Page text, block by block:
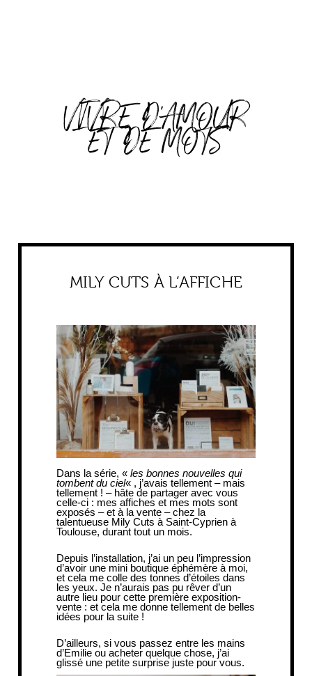
VIVRE D'AMOUR
ET DE MOTS
MILY CUTS À L’AFFICHE
Dans la série, « les bonnes nouvelles qui
tombent du ciel« , j’avais tellement – mais
tellement ! – hâte de partager avec vous
celle-ci : mes affiches et mes mots sont
exposés – et à la vente – chez la
talentueuse Mily Cuts à Saint-Cyprien à
Toulouse, durant tout un mois.
Depuis l’installation, j’ai un peu l’impression
d’avoir une mini boutique éphémère à moi,
et cela me colle des tonnes d’étoiles dans
les yeux. Je n’aurais pas pu rêver d’un
autre lieu pour cette première exposition-
vente : et cela me donne tellement de belles
idées pour la suite !
D’ailleurs, si vous passez entre les mains
d’Emilie ou acheter quelque chose, j’ai
glissé une petite surprise juste pour vous.